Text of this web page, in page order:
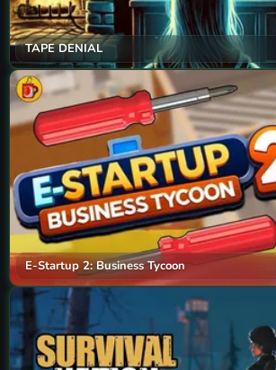
TAPE DENIAL
E-Startup 2: Business Tycoon